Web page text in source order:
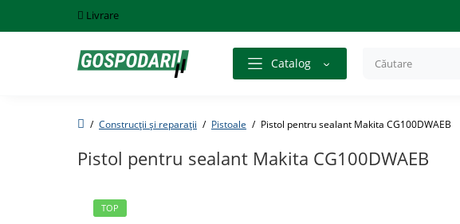
Livrare
Catalog
Construcții și reparații Pistoale Pistol pentru sealant Makita CG100DWAEB
Pistol pentru sealant Makita CG100DWAEB
TOP